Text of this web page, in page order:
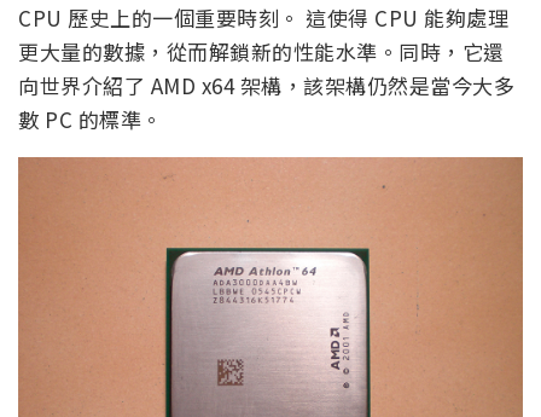
CPU 歷史上的一個重要時刻。 這使得 CPU 能夠處理
更大量的數據，從而解鎖新的性能水準。同時，它還
向世界介紹了 AMD x64 架構，該架構仍然是當今大多
數 PC 的標準。